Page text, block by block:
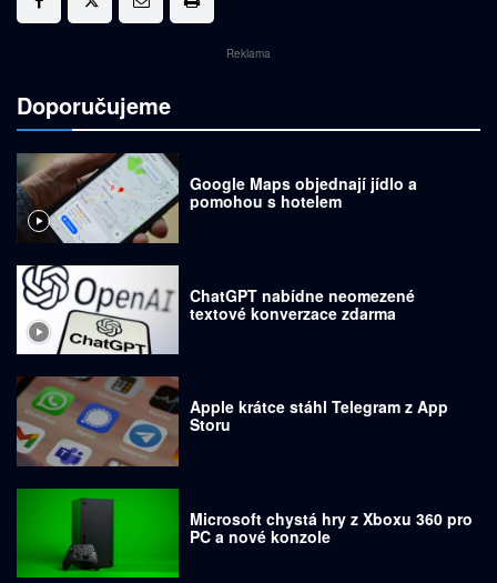
Reklama
Doporučujeme
Google Maps objednají jídlo a
pomohou s hotelem
ChatGPT nabídne neomezené
textové konverzace zdarma
Apple krátce stáhl Telegram z App
Storu
Microsoft chystá hry z Xboxu 360 pro
PC a nové konzole